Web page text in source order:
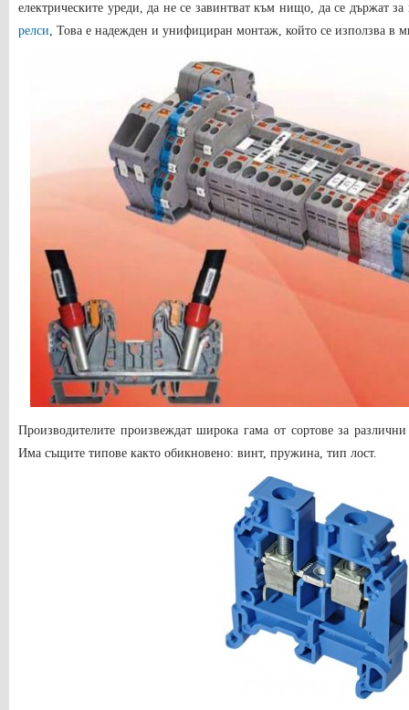
електрическите уреди, да не се завинтват към нищо, да се държат
релси, Това е надежден и унифициран монтаж, който се използва в
Производителите произвеждат широка гама от сортове за
Има същите типове както обикновено: винт, пружина, тип лост.